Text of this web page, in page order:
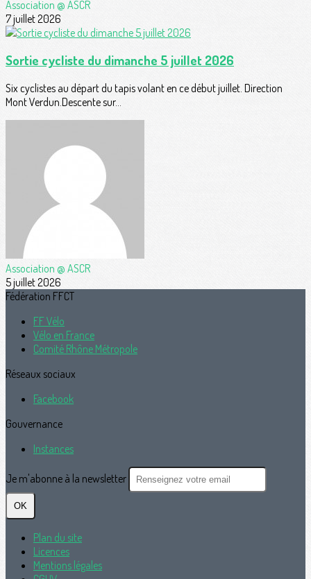
Association @ ASCR
7 juillet 2026
Sortie cycliste du dimanche 5 juillet 2026
Six cyclistes au départ du tapis volant en ce début juillet. Direction
Mont Verdun.Descente sur...
Association @ ASCR
5 juillet 2026
Fédération FFCT
FF Vélo
Vélo en France
Comité Rhône Métropole
Réseaux sociaux
Facebook
Gouvernance
Instances
Je m'abonne à la newsletter
OK
Plan du site
Licences
Mentions légales